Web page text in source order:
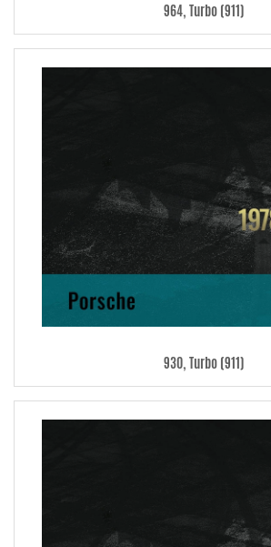
964, Turbo (911)
930, Turbo (911)